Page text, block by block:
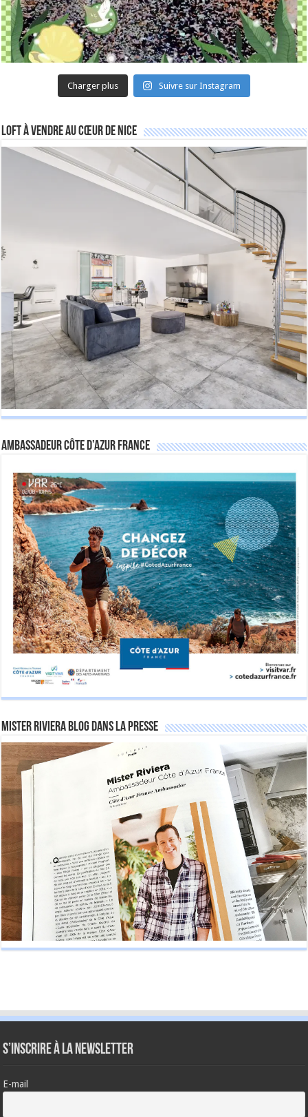
Charger plus Suivre sur Instagram
Loft à vendre au cœur de Nice
Ambassadeur Côte d’Azur France
Mister Riviera Blog dans la Presse
S’inscrire à la newsletter
E-mail